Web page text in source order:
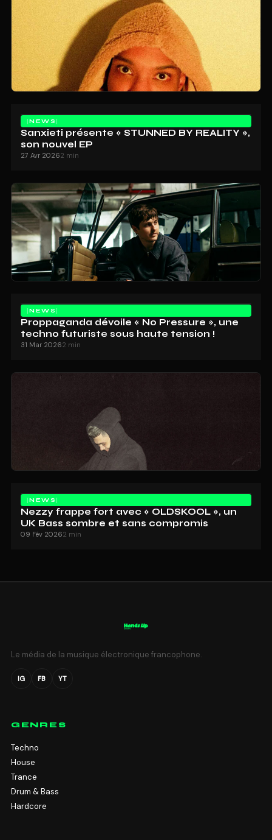
NEWS
Sanxieti présente « STUNNED BY REALITY »,
son nouvel EP
27 Avr 20262 min
NEWS
Proppaganda dévoile « No Pressure », une
techno futuriste sous haute tension !
31 Mar 20262 min
NEWS
Nezzy frappe fort avec « OLDSKOOL », un
UK Bass sombre et sans compromis
09 Fév 20262 min
Le média de la musique électronique francophone.
IG FB YT
GENRES
Techno
House
Trance
Drum & Bass
Hardcore